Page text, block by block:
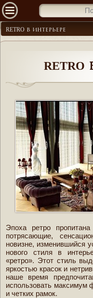
RETRO в интерьере
RETRO
Эпоха ретро
потрясающие,
новизне, изменившийся
нового стиля в
«ретро». Этот стиль
яркостью красок и
наше время
использовать максимум
и четких рамок.